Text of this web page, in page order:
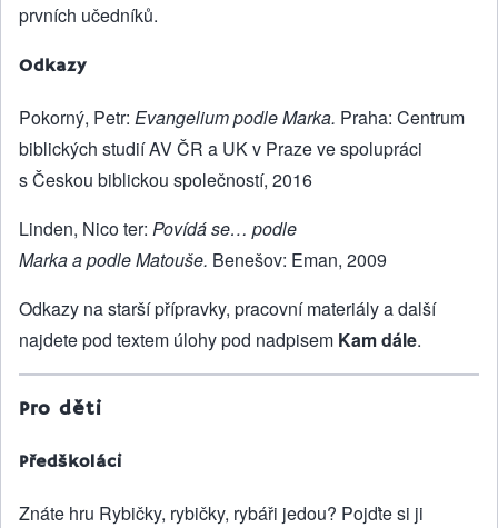
prvních učedníků.
Odkazy
Pokorný, Petr: Evangelium podle Marka. Praha: Centrum
biblických studií AV ČR a UK v Praze ve spolupráci
s Českou biblickou společností, 2016
Linden, Nico ter: Povídá se… podle
Marka a podle Matouše. Benešov: Eman, 2009
Odkazy na starší přípravky, pracovní materiály a další
najdete pod textem úlohy pod nadpisem Kam dále.
Pro děti
Předškoláci
Znáte hru Rybičky, rybičky, rybáři jedou? Pojďte si ji